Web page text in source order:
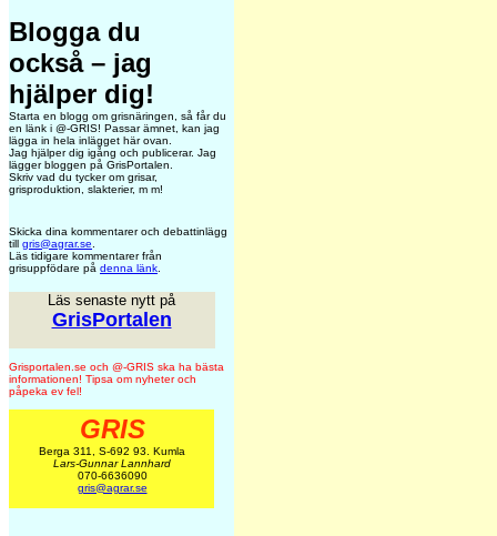
Blogga du
också – jag
hjälper dig!
Starta en blogg om grisnäringen, så får du
en länk i @-GRIS! Passar ämnet, kan jag
lägga in hela inlägget här ovan.
Jag hjälper dig igång och publicerar. Jag
lägger bloggen på GrisPortalen.
Skriv vad du tycker om grisar,
grisproduktion, slakterier, m m!
Skicka dina kommentarer och debattinlägg
till gris@agrar.se
Läs tidigare kommentarer från
grisuppfödare på denna länk
Läs senaste nytt på
GrisPortalen
Grisportalen.se och @-GRIS ska ha bästa
informationen! Tipsa om nyheter och
påpeka ev fel!
GRIS
Berga 311, S-692 93. Kumla
Lars-Gunnar Lannhard
070-6636090
gris@agrar.se